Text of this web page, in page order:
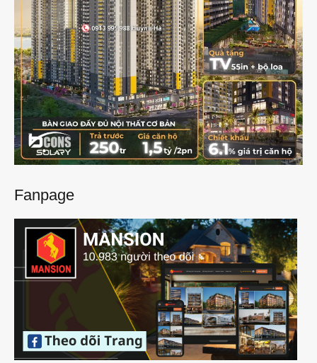
Fanpage